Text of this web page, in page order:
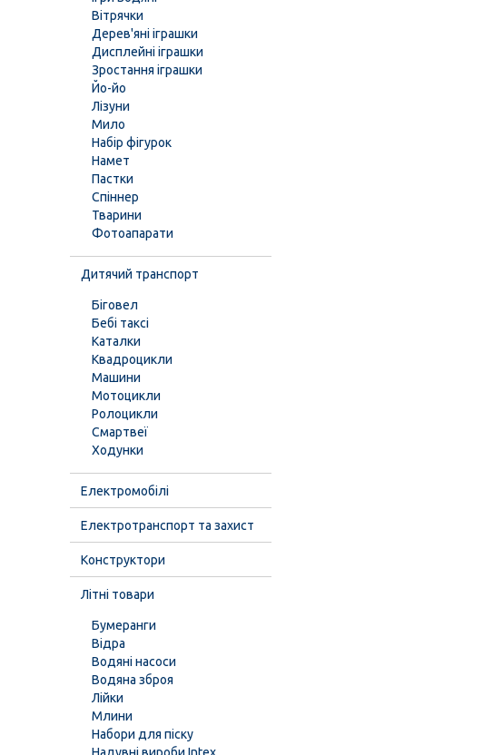
Вітрячки
Дерев'яні іграшки
Дисплейні іграшки
Зростання іграшки
Йо-йо
Лізуни
Мило
Набір фігурок
Намет
Пастки
Спіннер
Тварини
Фотоапарати
Дитячий транспорт
Біговел
Бебі таксі
Каталки
Квадроцикли
Машини
Мотоцикли
Ролоцикли
Смартвеї
Ходунки
Електромобілі
Електротранспорт та захист
Конструктори
Літні товари
Бумеранги
Відра
Водяні насоси
Водяна зброя
Лійки
Млини
Набори для піску